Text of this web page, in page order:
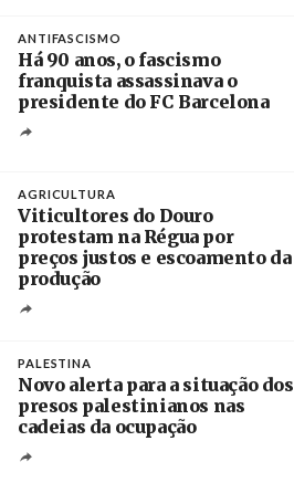
ANTIFASCISMO
Há 90 anos, o fascismo
franquista assassinava o
presidente do FC Barcelona
AGRICULTURA
Viticultores do Douro
protestam na Régua por
preços justos e escoamento da
produção
PALESTINA
Novo alerta para a situação dos
presos palestinianos nas
cadeias da ocupação